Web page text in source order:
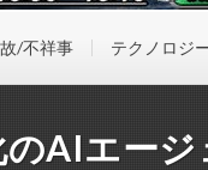
/不祥事 テクノロジ
AIエー